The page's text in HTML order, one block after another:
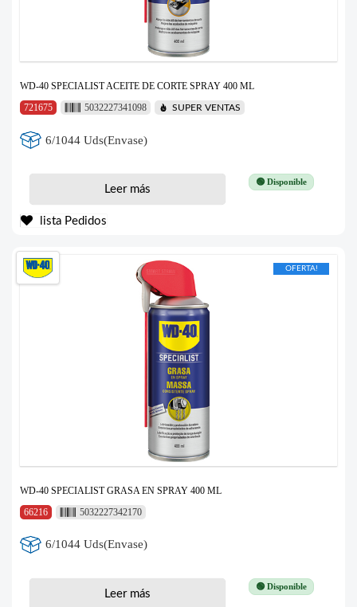
WD-40 SPECIALIST ACEITE DE CORTE SPRAY 400 ML
721675
5032227341098 SUPER VENTAS
6/1044 Uds(Envase)
🟢 Disponible
Leer más
lista Pedidos
OFERTA!
WD-40 SPECIALIST GRASA EN SPRAY 400 ML
66216
5032227342170
6/1044 Uds(Envase)
🟢 Disponible
Leer más